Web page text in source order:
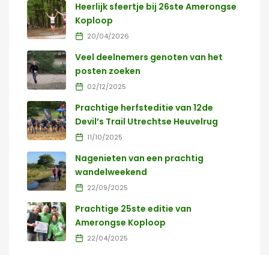
Heerlijk sfeertje bij 26ste Amerongse
Koploop
20/04/2026
Veel deelnemers genoten van het
posten zoeken
02/12/2025
Prachtige herfsteditie van 12de
Devil’s Trail Utrechtse Heuvelrug
11/10/2025
Nagenieten van een prachtig
wandelweekend
22/09/2025
Prachtige 25ste editie van
Amerongse Koploop
22/04/2025